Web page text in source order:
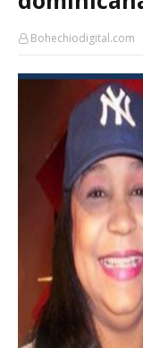
Bohechiodigital.com